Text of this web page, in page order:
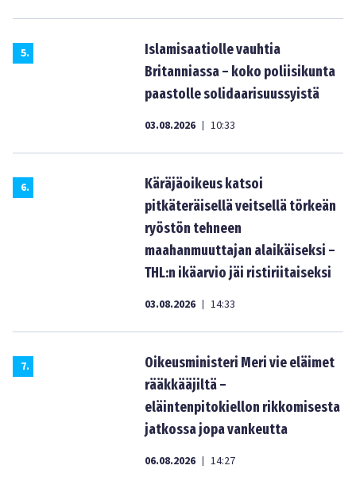
5.
Islamisaatiolle vauhtia
Britanniassa – koko poliisikunta
paastolle solidaarisuussyistä
03.08.2026 | 10:33
6.
Käräjäoikeus katsoi
pitkäteräisellä veitsellä törkeän
ryöstön tehneen
maahanmuuttajan alaikäiseksi –
THL:n ikäarvio jäi ristiriitaiseksi
03.08.2026 | 14:33
7.
Oikeusministeri Meri vie eläimet
rääkkääjiltä –
eläintenpitokiellon rikkomisesta
jatkossa jopa vankeutta
06.08.2026 | 14:27